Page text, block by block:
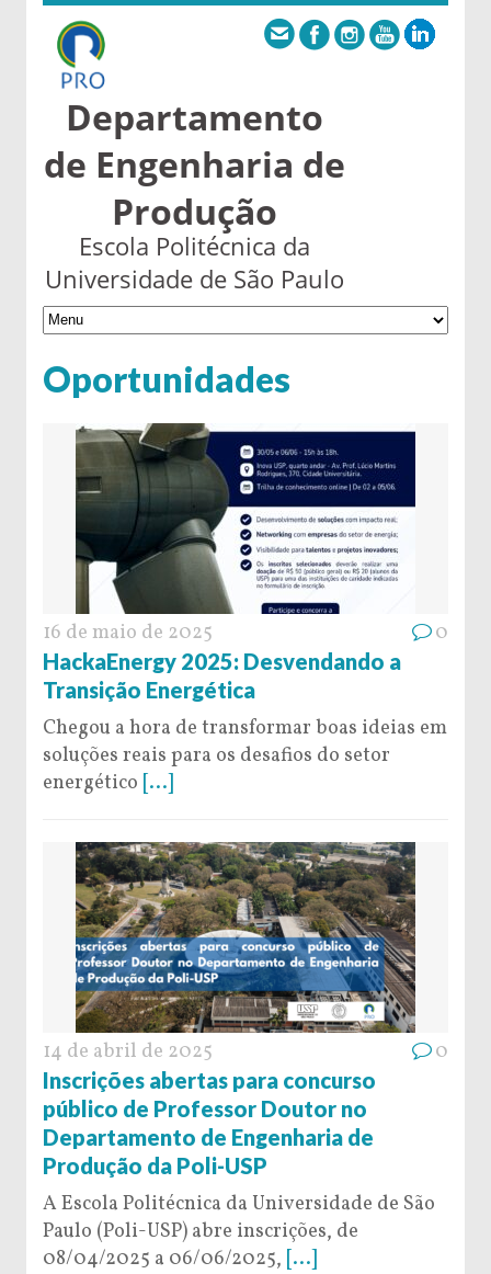
Departamento
de Engenharia de
Produção
Escola Politécnica da
Universidade de São Paulo
Oportunidades
16 de maio de 2025 0
HackaEnergy 2025: Desvendando a
Transição Energética
Chegou a hora de transformar boas ideias em
soluções reais para os desafios do setor
energético [...]
14 de abril de 2025 0
Inscrições abertas para concurso
público de Professor Doutor no
Departamento de Engenharia de
Produção da Poli-USP
A Escola Politécnica da Universidade de São
Paulo (Poli-USP) abre inscrições, de
08/04/2025 a 06/06/2025, [...]